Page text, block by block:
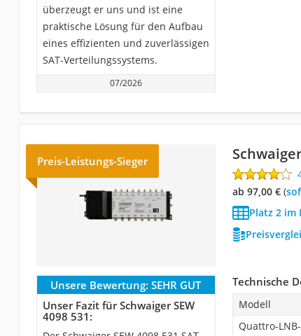
überzeugt er uns und ist eine
praktische Lösung für den Aufbau
eines effizienten und zuverlässigen
SAT-Verteilungssystems.
07/2026
Preis-Leistungs-Sieger
ab 97,00 €(
Platz 2 im
Unsere Bewertung: SEHR GUT
Unser Fazit für Schwaiger SEW
4098 531:
Technische
Modell
Quattro-